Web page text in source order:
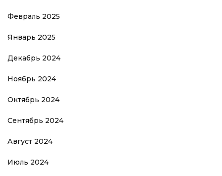
Февраль 2025
Январь 2025
Декабрь 2024
Ноябрь 2024
Октябрь 2024
Сентябрь 2024
Август 2024
Июль 2024